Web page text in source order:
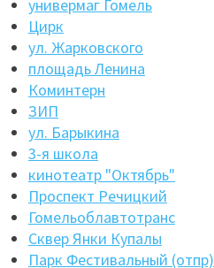
универмаг Гомель
Цирк
ул. Жарковского
площадь Ленина
Коминтерн
ЗИП
ул. Барыкина
3-я школа
кинотеатр "Октябрь"
Проспект Речицкий
Гомельоблавтотранс
Сквер Янки Купалы
Парк Фестивальный (отпр)